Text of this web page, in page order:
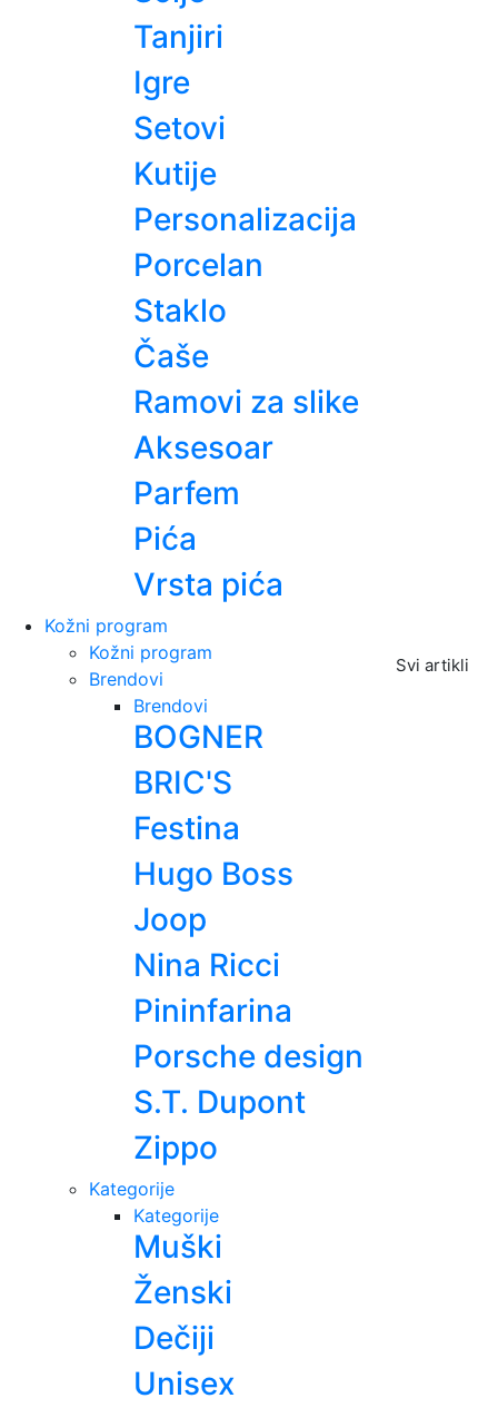
Tanjiri
Igre
Setovi
Kutije
Personalizacija
Porcelan
Staklo
Čaše
Ramovi za slike
Aksesoar
Parfem
Pića
Vrsta pića
Kožni program
Svi artikli
Kožni program
Brendovi
Brendovi
BOGNER
BRIC'S
Festina
Hugo Boss
Joop
Nina Ricci
Pininfarina
Porsche design
S.T. Dupont
Zippo
Kategorije
Kategorije
Muški
Ženski
Dečiji
Unisex